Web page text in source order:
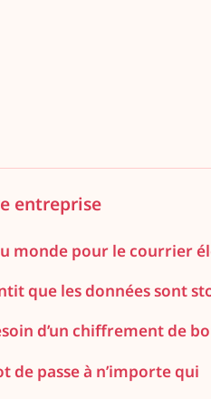
entreprise
monde pour le courrier
que les données sont
d’un chiffrement de
de passe à n’importe qui